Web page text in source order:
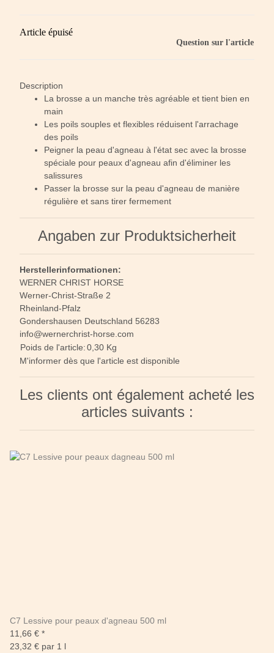
Article épuisé
Question sur l'article
Description
La brosse a un manche très agréable et tient bien en
main
Les poils souples et flexibles réduisent l'arrachage
des poils
Peigner la peau d'agneau à l'état sec avec la brosse
spéciale pour peaux d'agneau afin d'éliminer les
salissures
Passer la brosse sur la peau d'agneau de manière
régulière et sans tirer fermement
Angaben zur Produktsicherheit
Herstellerinformationen:
WERNER CHRIST HORSE
Werner-Christ-Straße 2
Rheinland-Pfalz
Gondershausen Deutschland 56283
info@wernerchrist-horse.com
Poids de l'article:0,30 Kg
M'informer dès que l'article est disponible
Les clients ont également acheté les
articles suivants :
C7 Lessive pour peaux d'agneau 500 ml
11,66 € *
23,32 € par 1 l